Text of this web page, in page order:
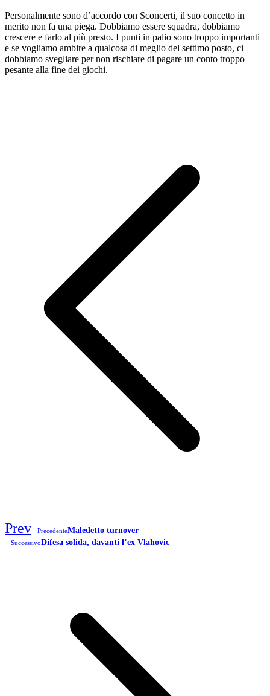
Personalmente sono d’accordo con Sconcerti, il suo concetto in
merito non fa una piega. Dobbiamo essere squadra, dobbiamo
crescere e farlo al più presto. I punti in palio sono troppo importanti
e se vogliamo ambire a qualcosa di meglio del settimo posto, ci
dobbiamo svegliare per non rischiare di pagare un conto troppo
pesante alla fine dei giochi.
Prev PrecedenteMaledetto turnover
SuccessivoDifesa solida, davanti l’ex Vlahovic